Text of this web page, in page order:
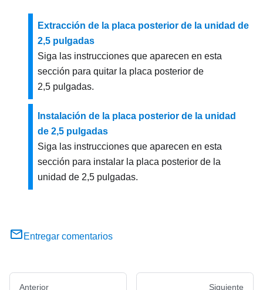
Extracción de la placa posterior de la unidad de
2,5 pulgadas
Siga las instrucciones que aparecen en esta
sección para quitar la placa posterior de
2,5 pulgadas.
Instalación de la placa posterior de la unidad
de 2,5 pulgadas
Siga las instrucciones que aparecen en esta
sección para instalar la placa posterior de la
unidad de 2,5 pulgadas.
Entregar comentarios
Anterior Siguiente